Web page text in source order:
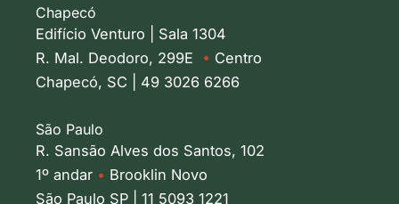
Chapecó
Edifício Venturo | Sala 1304
R. Mal. Deodoro, 299E • Centro
Chapecó, SC | 49 3026 6266
São Paulo
R. Sansão Alves dos Santos, 102
1º andar • Brooklin Novo
São Paulo SP | 11 5093 1221